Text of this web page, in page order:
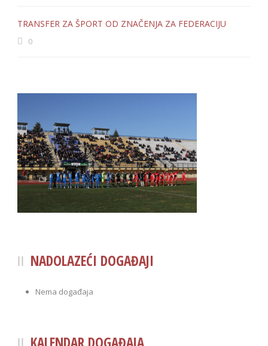
TRANSFER ZA ŠPORT OD ZNAČENJA ZA FEDERACIJU
0
NADOLAZEĆI DOGAĐAJI
Nema događaja